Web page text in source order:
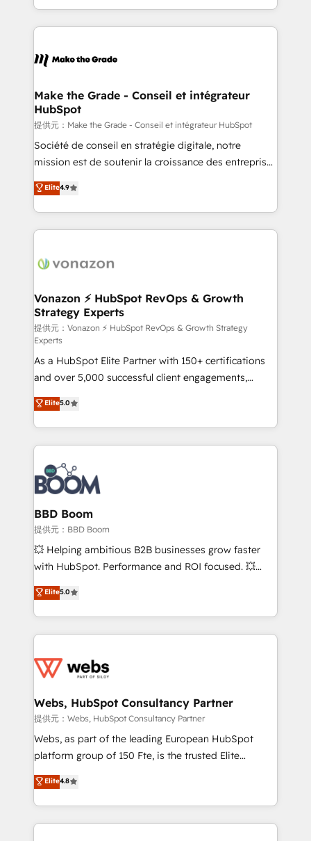
outil et des données partagées • Amélioration de la
collecte et de l’analyse des données pour des
de la productivité des équipes Notre équipe de 30
avec un engagement total, alignant processus
métiers et technologie, et guidant vos équipes à
travers le changement, tout en centrant vos objectifs
d’entreprise. Grâce à une méthodologie éprouvée
auprès de plus de 400 clients, nous comprenons
HubSpot dans votre organisation. Pour toute
question technique ou besoin de structuration de
Make the Grade - Conseil et intégrateur
HubSpot
提供元：Make the Grade - Conseil et intégrateur HubSpot
Société de conseil en stratégie digitale, notre
mission est de soutenir la croissance des entreprises
B2B à travers l’acquisition de nouveaux clients,
l'intégration CRM et le développement des revenus
auprès de vos comptes existants. En France et à
l'international, nous travaillons avec des ETI
delà d’une simple transformation digitale et des
➤ L’intégration de CRM et de méthodologie RevOps
pour aligner les équipes marketing, commerciales et
support client (data migration, synchronisation API,
audit et maintenance) ➤ La création de sites internet
de conversion qui transforment les visiteurs en
opportunités d'affaires ➤ La mise en place de
stratégies d'acquisition marketing (SEO, SEA,
inbound, automatisation marketing, ABM, IA,
emailing) Informations clés : - 10 ans d'expérience -
100+ intégrations CRM HubSpot réussies - 40
experts conseil - 150 certifications HubSpot
cumulées
Elite4.9
Vonazon ⚡ HubSpot RevOps & Growth
Strategy Experts
提供元：Vonazon ⚡ HubSpot RevOps & Growth Strategy
Experts
As a HubSpot Elite Partner with 150+ certifications
and over 5,000 successful client engagements,
Vonazon turns marketing complexity into
measurable, scalable growth. From onboarding to
enterprise-grade campaigns, our in-house team
builds scalable strategies that drive long-term
revenue. ⚙️ HubSpot Integration & Optimization •
Seamless CRM, CMS, and automation setup •
Complex platform migrations and data cleanups •
Custom APIs and third-party integrations 📈 End-to-
End Revenue Acceleration • Lifecycle marketing and
pipeline growth programs • Sales enablement tools
and CRM optimization • Retention strategies with
Execution • 750+ onboardings and 2,000+
implementations • Deep expertise across marketing,
Elite5.0
BBD Boom
提供元：BBD Boom
💥 Helping ambitious B2B businesses grow faster
with HubSpot. Performance and ROI focused. 💥
BBD Boom is the HubSpot partner that can help you
to HubSpot Better. We work with your teams to
solve all your HubSpot challenges and improve user
adoption, sales process and marketing results.
the first time 🔧 Designing and optimising your
and build using HubSpot 🔌 Integrating HubSpot
with other systems 🎓 Training your teams to be
HubSpot pros 📊 Lead generation services using
HubSpot Why us? - SIX HubSpot Accreditations -
CRM, Solutions Architecture, Onboarding , Data
Migration, Custom Integration & Platform
Elite5.0
Webs, HubSpot Consultancy Partner
提供元：Webs, HubSpot Consultancy Partner
Webs, as part of the leading European HubSpot
platform group of 150 Fte, is the trusted Elite
HubSpot CRM Partner offering you a roadmap on
maximizing EBITDA and achieving Commercial
Excellence. With our targeted processes, we
strengthen your digital transformation and minimize
Elite4.8